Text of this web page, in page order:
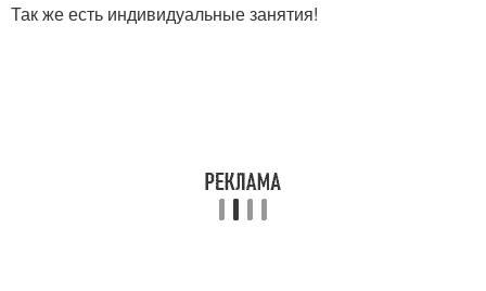
Так же есть индивидуальные занятия!